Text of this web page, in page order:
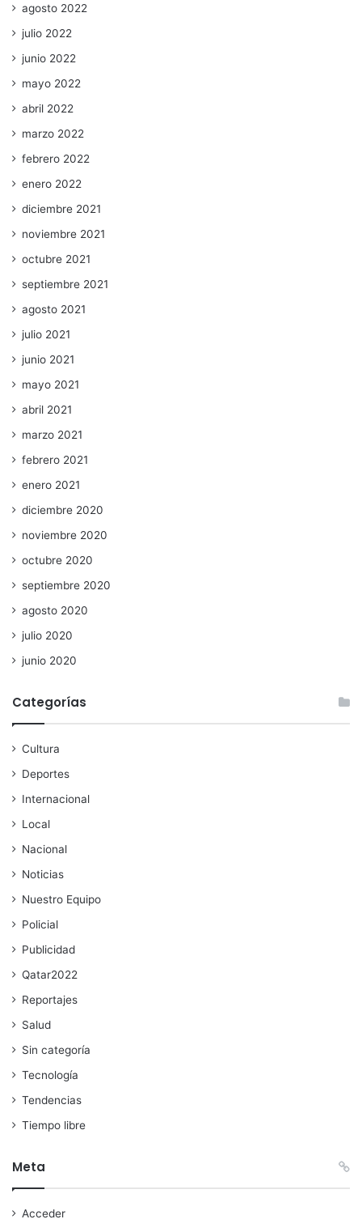
agosto 2022
julio 2022
junio 2022
mayo 2022
abril 2022
marzo 2022
febrero 2022
enero 2022
diciembre 2021
noviembre 2021
octubre 2021
septiembre 2021
agosto 2021
julio 2021
junio 2021
mayo 2021
abril 2021
marzo 2021
febrero 2021
enero 2021
diciembre 2020
noviembre 2020
octubre 2020
septiembre 2020
agosto 2020
julio 2020
junio 2020
Categorías
Cultura
Deportes
Internacional
Local
Nacional
Noticias
Nuestro Equipo
Policial
Publicidad
Qatar2022
Reportajes
Salud
Sin categoría
Tecnología
Tendencias
Tiempo libre
Meta
Acceder